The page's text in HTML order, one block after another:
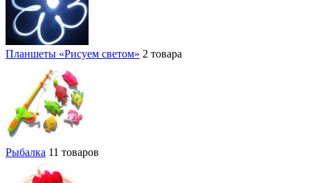
Планшеты «Рисуем светом» 2 товара
Рыбалка 11 товаров